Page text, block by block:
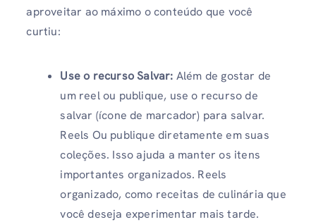
aproveitar ao máximo o conteúdo que você
curtiu:
Use o recurso Salvar: Além de gostar de
um reel ou publique, use o recurso de
salvar (ícone de marcador) para salvar.
Reels Ou publique diretamente em suas
coleções. Isso ajuda a manter os itens
importantes organizados. Reels
organizado, como receitas de culinária que
você deseja experimentar mais tarde.